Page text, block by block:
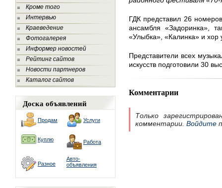
Кроме того
Интервью
Краеведение
Фотогалерея
Информер новостей
Рейтинг сайтов
Новости партнеров
Каталог сайтов
Доска объявлений
Продам Услуги
Куплю Работа
Разное
Авто-
объявления
ГДК представил 26
ансамбля «Задоринка»,
«Улыбка», «Калинка» и хор
Представители всех
искусств подготовили 30
Комментарии
Только
комментарии. Войдите